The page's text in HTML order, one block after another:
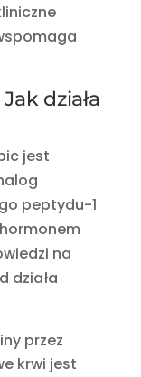
działa
jest
peptydu-1
na
działa
przez
krwi jest